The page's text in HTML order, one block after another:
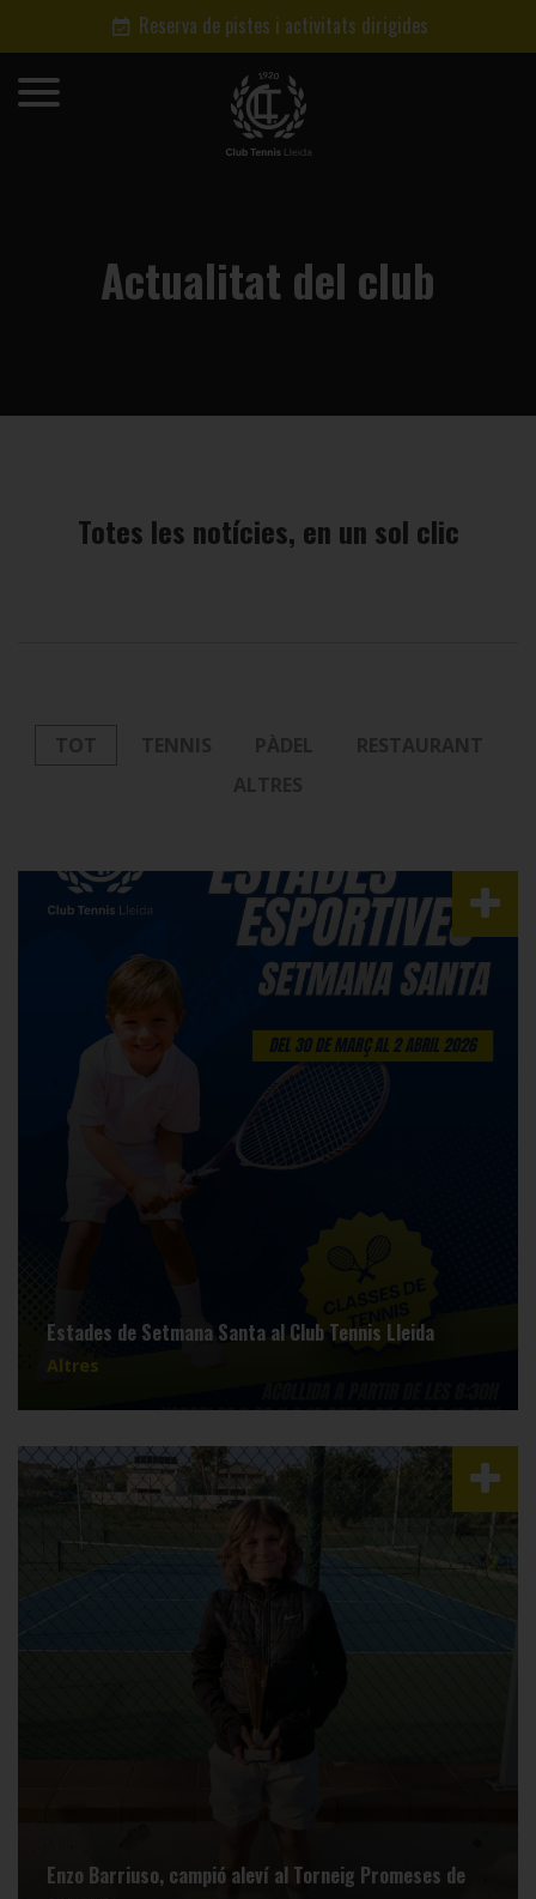
Reserva de pistes i activitats dirigides
Actualitat del club
Totes les notícies, en un sol clic
Estades de Setmana Santa al Club Tennis Lleida
Altres
Enzo Barriuso, campió aleví al Torneig Promeses de